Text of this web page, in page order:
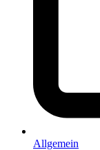
Allgemein